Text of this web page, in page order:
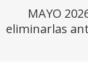
MAYO
eliminarlas